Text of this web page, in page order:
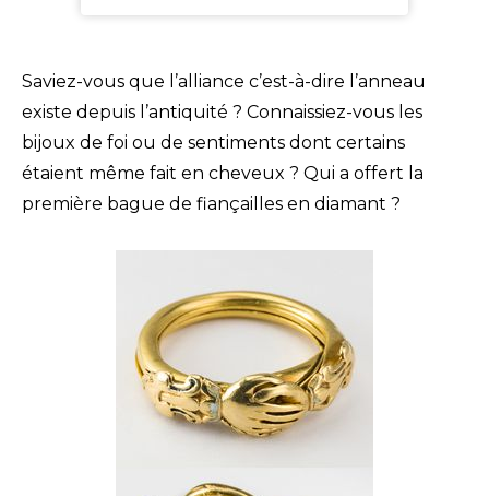
Saviez-vous que l’alliance c’est-à-dire l’anneau
existe depuis l’antiquité ? Connaissiez-vous les
bijoux de foi ou de sentiments dont certains
étaient même fait en cheveux ? Qui a offert la
première bague de fiançailles en diamant ?